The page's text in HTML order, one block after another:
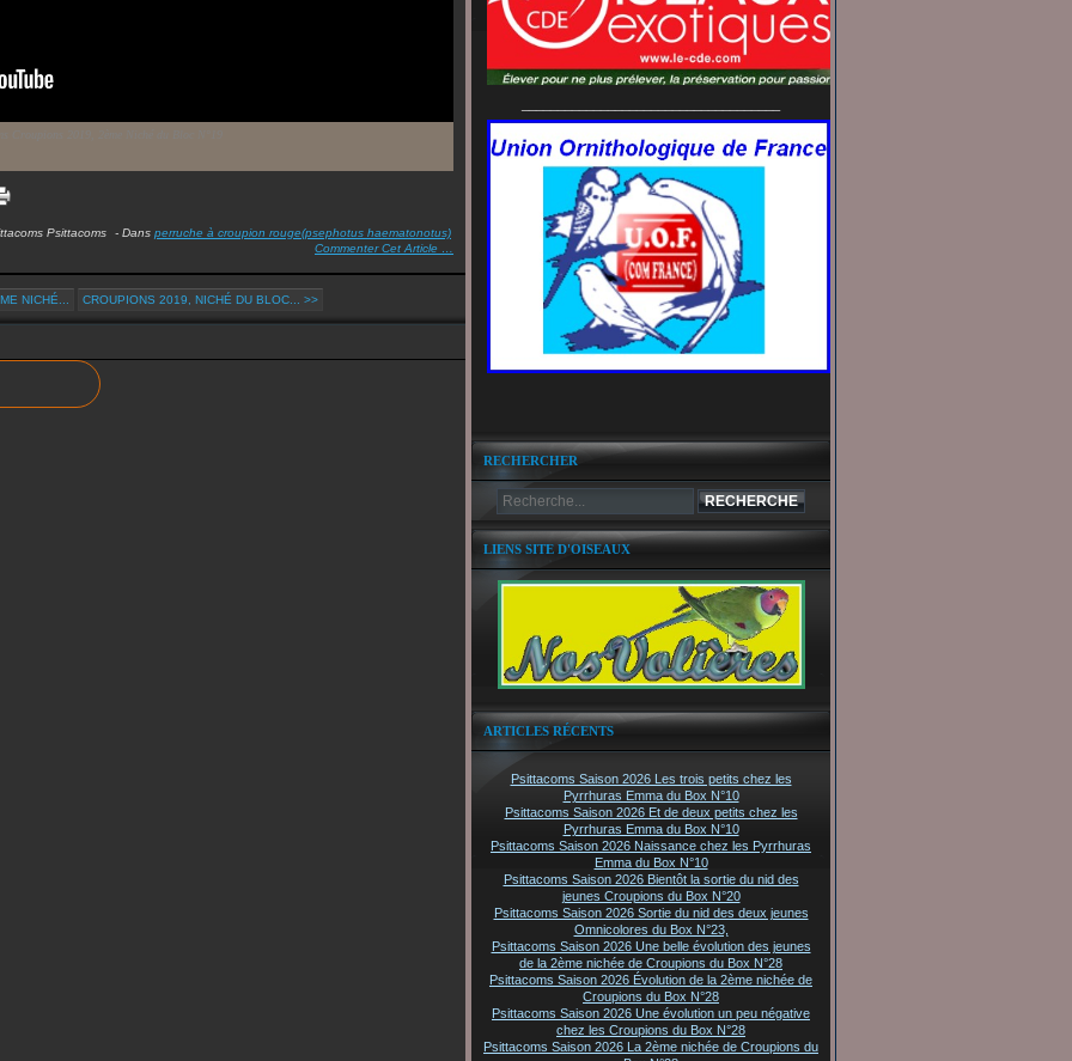
Psittacoms - Dans perruche à croupion rouge(psephotus haematonotus)
Commenter Cet Article …
NICHÉ... CROUPIONS 2019, NICHÉ DU BLOC... >>
RECHERCHER
LIENS SITE D'OISEAUX
ARTICLES RÉCENTS
Psittacoms Saison 2026 Les trois petits chez les
Pyrrhuras Emma du Box N°10
Psittacoms Saison 2026 Et de deux petits chez les
Pyrrhuras Emma du Box N°10
Psittacoms Saison 2026 Naissance chez les Pyrrhuras
Emma du Box N°10
Psittacoms Saison 2026 Bientôt la sortie du nid des
jeunes Croupions du Box N°20
Psittacoms Saison 2026 Sortie du nid des deux jeunes
Omnicolores du Box N°23,
Psittacoms Saison 2026 Une belle évolution des jeunes
de la 2ème nichée de Croupions du Box N°28
Psittacoms Saison 2026 Évolution de la 2ème nichée de
Croupions du Box N°28
Psittacoms Saison 2026 Une évolution un peu négative
chez les Croupions du Box N°28
Psittacoms Saison 2026 La 2ème nichée de Croupions du